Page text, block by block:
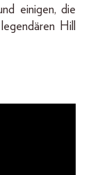
einigen, die
Hill